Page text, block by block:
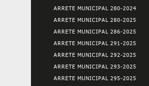
ARRETE MUNICIPAL 280-2024
ARRETE MUNICIPAL 280-2025
ARRETE MUNICIPAL 286-2025
ARRETE MUNICIPAL 291-2025
ARRETE MUNICIPAL 292-2025
ARRETE MUNICIPAL 293-2025
ARRETE MUNICIPAL 295-2025